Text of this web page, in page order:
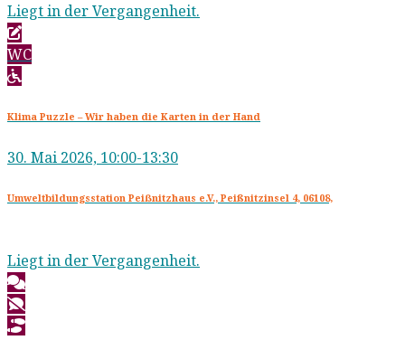
Liegt in der Vergangenheit.
WC
Klima Puzzle – Wir haben die Karten in der Hand
30. Mai 2026, 10:00-13:30
Umweltbildungsstation Peiẞnitzhaus e.V., Peißnitzinsel 4, 06108,
Liegt in der Vergangenheit.